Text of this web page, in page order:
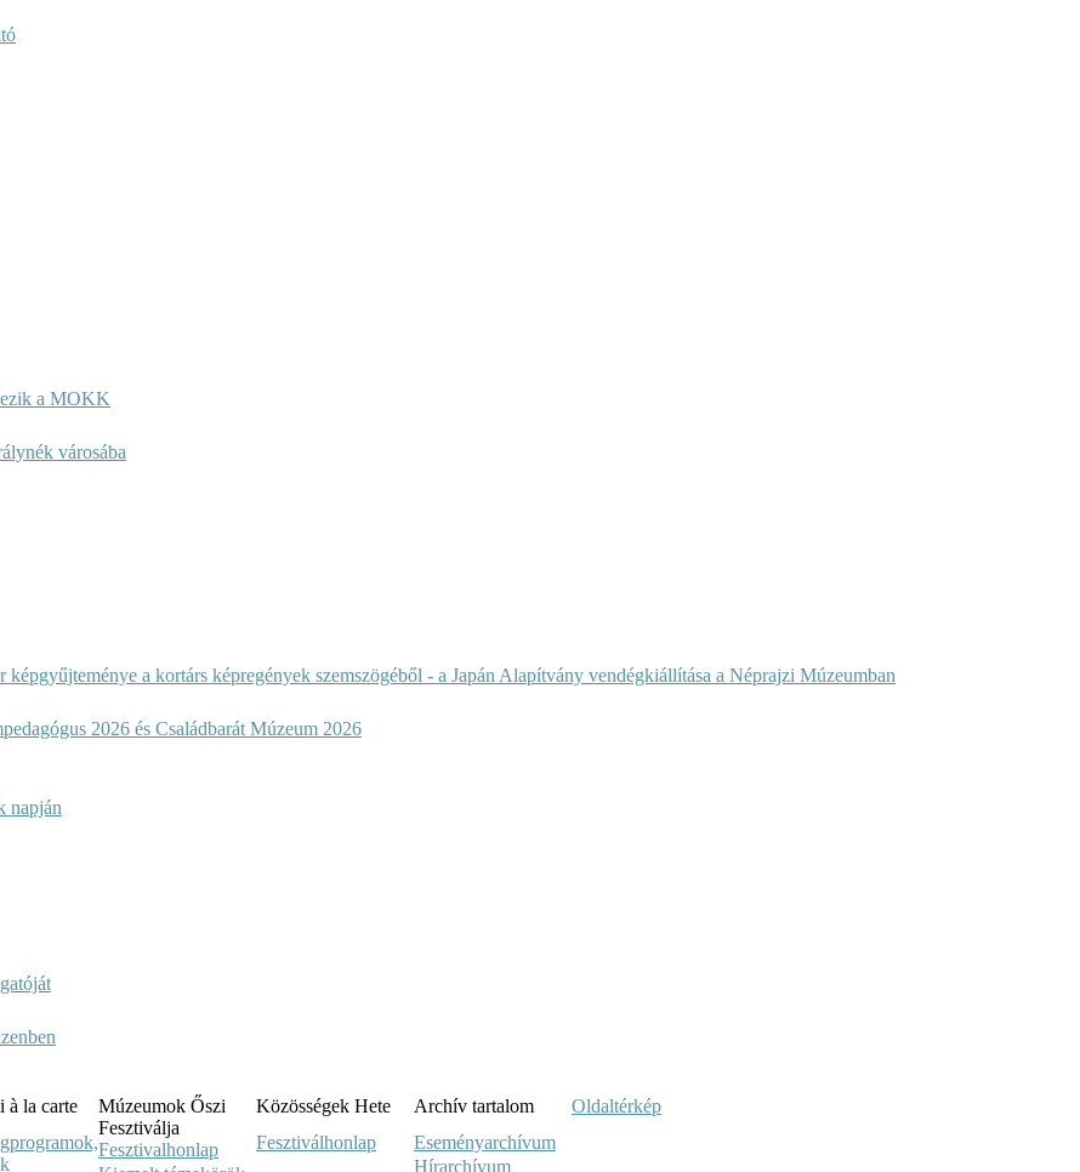
a MOKK
városába
a kortárs képregények szemszögéből - a Japán Alapítvány vendégkiállítása a Néprajzi Múzeumban
2026 és Családbarát Múzeum 2026
napján
à la carte
Múzeumok Őszi
Fesztiválja
Fesztivalhonlap
Közösségek Hete
Fesztiválhonlap
Archív tartalom
Eseményarchívum
Hírarchívum
Oldaltérkép